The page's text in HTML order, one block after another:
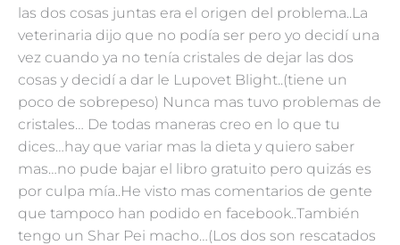
las dos cosas juntas era el origen del problema..La
veterinaria dijo que no podía ser pero yo decidí una
vez cuando ya no tenía cristales de dejar las dos
cosas y decidí a dar le Lupovet Blight..(tiene un
poco de sobrepeso) Nunca mas tuvo problemas de
cristales… De todas maneras creo en lo que tu
dices…hay que variar mas la dieta y quiero saber
mas…no pude bajar el libro gratuito pero quizás es
por culpa mía..He visto mas comentarios de gente
que tampoco han podido en facebook..También
tengo un Shar Pei macho…(Los dos son rescatados